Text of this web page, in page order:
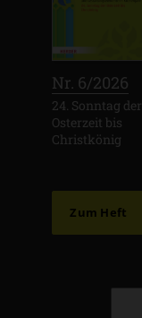
Nr. 6/2026
24. Sonntag der
Osterzeit bis
Christkönig
Zum Heft